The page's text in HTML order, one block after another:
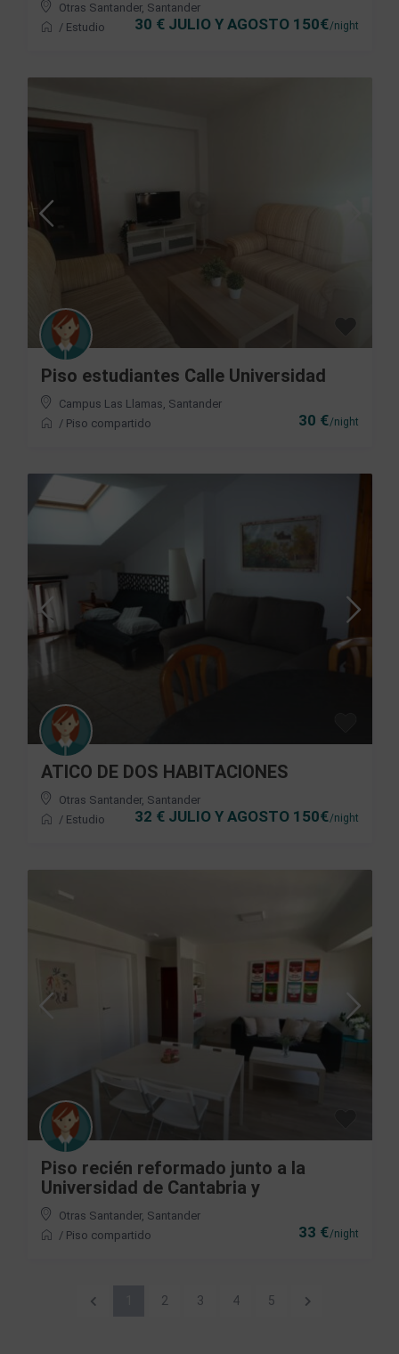
30 € JULIO Y AGOSTO 150€/night
Otras Santander, Santander
/ Estudio
30 €/night
Piso estudiantes Calle Universidad
Campus Las Llamas Santander
/ Piso compartido
32 € JULIO Y AGOSTO 150€/night
ATICO DE DOS HABITACIONES
Otras Santander, Santander
/ Estudio
33 €/night
Piso recién reformado junto a la
Universidad de Cantabria y
Otras Santander, Santander
/ Piso compartido
2 3 4 5